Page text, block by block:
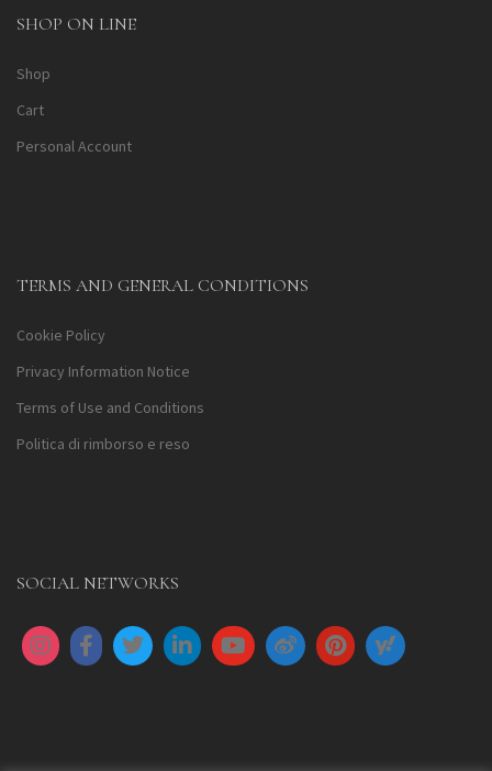
SHOP ON LINE
Shop
Cart
Personal Account
TERMS AND GENERAL CONDITIONS
Cookie Policy
Privacy Information Notice
Terms of Use and Conditions
Politica di rimborso e reso
SOCIAL NETWORKS